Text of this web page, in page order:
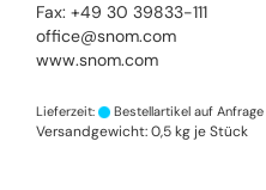
Fax: +49 30 39833-111
office@snom.com
www.snom.com
Lieferzeit: Bestellartikel auf Anfrage
Versandgewicht:0,5kg je Stück